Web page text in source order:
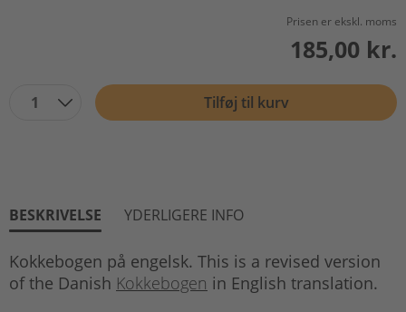
Prisen er ekskl. moms
185,00 kr.
1 Tilføj til kurv
BESKRIVELSE YDERLIGERE INFO
Kokkebogen på engelsk. This is a revised version
of the Danish Kokkebogen in English translation.